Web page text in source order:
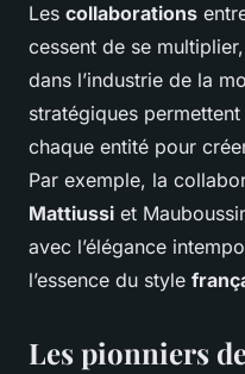
Les collaborations
cessent de se
dans l’industrie de la
stratégiques
chaque entité pour
Par exemple, la
Mattiussi et
avec l’élégance
l’essence du style
Les pionniers